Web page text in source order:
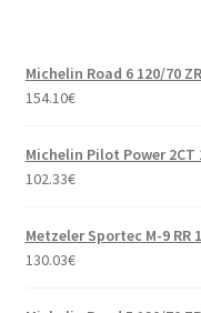
Michelin Road 6 120/70
154.10€
Michelin Pilot Power 2CT
102.33€
Metzeler Sportec M-9 RR
130.03€